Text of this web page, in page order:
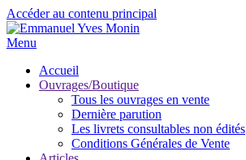
Accéder au contenu principal
Menu
Accueil
Ouvrages/Boutique
Tous les ouvrages en vente
Dernière parution
Les livrets consultables non édités
Conditions Générales de Vente